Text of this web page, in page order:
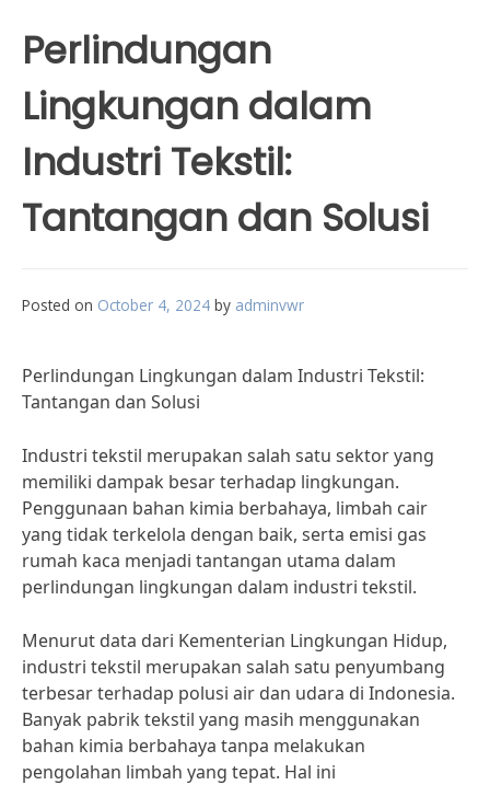
Perlindungan
Lingkungan dalam
Industri Tekstil:
Tantangan dan Solusi
Posted on October 4, 2024 by adminvwr
Perlindungan Lingkungan dalam Industri Tekstil:
Tantangan dan Solusi
Industri tekstil merupakan salah satu sektor yang
memiliki dampak besar terhadap lingkungan.
Penggunaan bahan kimia berbahaya, limbah cair
yang tidak terkelola dengan baik, serta emisi gas
rumah kaca menjadi tantangan utama dalam
perlindungan lingkungan dalam industri tekstil.
Menurut data dari Kementerian Lingkungan Hidup,
industri tekstil merupakan salah satu penyumbang
terbesar terhadap polusi air dan udara di Indonesia.
Banyak pabrik tekstil yang masih menggunakan
bahan kimia berbahaya tanpa melakukan
pengolahan limbah yang tepat. Hal ini